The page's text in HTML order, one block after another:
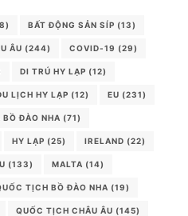
BẤT ĐỘNG SẢN SÍP (13)
ÂU (244) COVID-19 (29)
DI TRÚ HY LẠP (12)
LỊCH HY LẠP (12) EU (231)
BỒ ĐÀO NHA (71)
HY LẠP (25) IRELAND (22)
(133) MALTA (14)
TỊCH BỒ ĐÀO NHA (19)
QUỐC TỊCH CHÂU ÂU (145)